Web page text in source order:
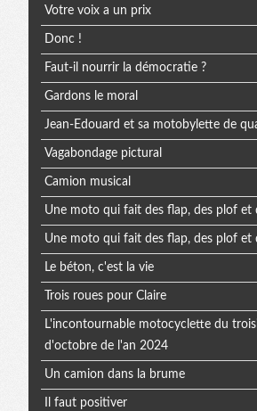
Votre voix a un prix
Donc !
Faut-il nourrir la démocratie ?
Gardons le moral
Jean-Edouard et sa motobylette de
Vagabondage pictural
Camion musical
Une moto qui fait des flap, des plof et
Une moto qui fait des flap, des plof et
Le béton, c'est la vie
Trois roues pour Claire
L'incontournable motocyclette du
d'octobre de l'an 2024
Un camion dans la brume
Il faut positiver